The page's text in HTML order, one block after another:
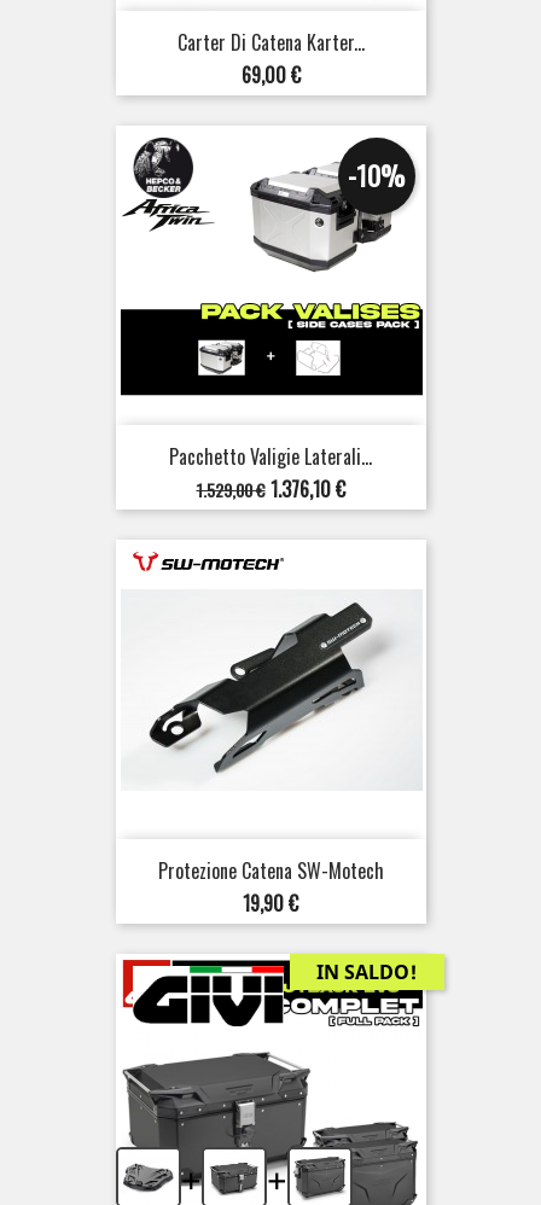
Carter Di Catena Karter...
Prezzo
69,00 €
Pacchetto Valigie Laterali...
Prezzo
base
1.529,00 €
-10%
Prezzo
1.376,10 €
Protezione Catena SW-Motech
Prezzo
19,90 €
+ +
IN SALDO!